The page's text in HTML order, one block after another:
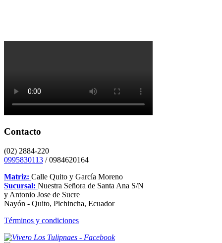
Contacto
(02) 2884-220
0995830113 / 0984620164
Matriz: Calle Quito y García Moreno
Sucursal: Nuestra Señora de Santa Ana S/N
y Antonio Jose de Sucre
Nayón - Quito, Pichincha, Ecuador
Términos y condiciones